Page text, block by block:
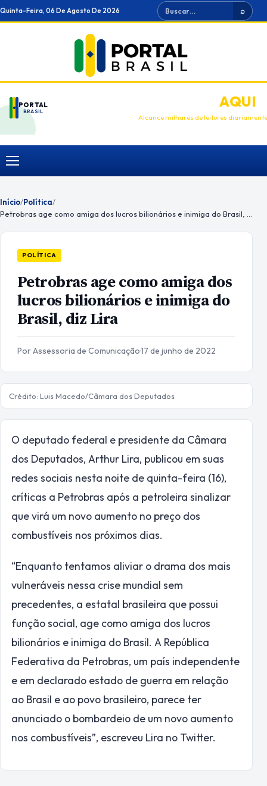
Ir
para
Quinta-Feira, 06 De Agosto De 2026 Buscar ⌕
PORTAL
BRASIL
ANUNCIEAQUI
Alcance milhares de leitores diariamente
Menu
Início/Política/
POLÍTICA
Petrobras age como amiga dos
lucros bilionários e inimiga do
Brasil, diz Lira
Por Assessoria de Comunicação·17 de junho de 2022
Crédito: Luis Macedo/Câmara dos Deputados
O deputado federal e presidente da Câmara
dos Deputados, Arthur Lira, publicou em suas
redes sociais nesta noite de quinta-feira (16),
críticas a Petrobras após a petroleira sinalizar
que virá um novo aumento no preço dos
combustíveis nos próximos dias.
“Enquanto tentamos aliviar o drama dos mais
vulneráveis nessa crise mundial sem
precedentes, a estatal brasileira que possui
função social, age como amiga dos lucros
bilionários e inimiga do Brasil. A República
Federativa da Petrobras, um país independente
e em declarado estado de guerra em relação
ao Brasil e ao povo brasileiro, parece ter
anunciado o bombardeio de um novo aumento
nos combustíveis”, escreveu Lira no Twitter.